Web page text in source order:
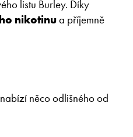
listu Burley. Díky
nikotinua příjemně
něco odlišného od